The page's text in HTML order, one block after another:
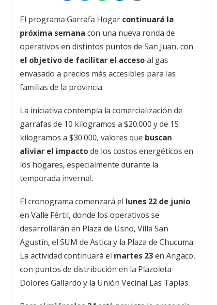
El programa Garrafa Hogar continuará la
próxima semana con una nueva ronda de
operativos en distintos puntos de San Juan, con
el objetivo de facilitar el accesoal gas
envasado a precios más accesibles para las
familias de la provincia.
La iniciativa contempla la comercialización de
garrafas de 10 kilogramos a $20.000 y de 15
kilogramos a $30.000, valores que buscan
aliviar el impactode los costos energéticos en
los hogares, especialmente durante la
temporada invernal.
El cronograma comenzará el lunes 22 de junio
en Valle Fértil, donde los operativos se
desarrollarán en Plaza de Usno, Villa San
Agustín, el SUM de Astica y la Plaza de Chucuma.
La actividad continuará el martes 23en Angaco,
con puntos de distribución en la Plazoleta
Dolores Gallardo y la Unión Vecinal Las Tapias.